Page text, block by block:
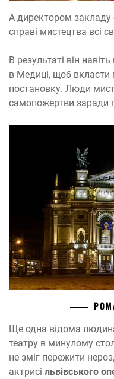
А директором закладу
справі мистецтва всі
В результаті він
в Медиці, щоб вкласти
постановку. Люди
самопожертви заради
Ще одна відома
театру в минулому
не зміг пережити
актрисі львівського